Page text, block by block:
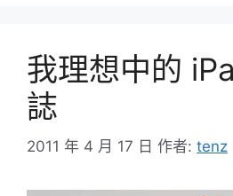
我理想中的
誌
2011 年 4 月 17 日 作者: tenz